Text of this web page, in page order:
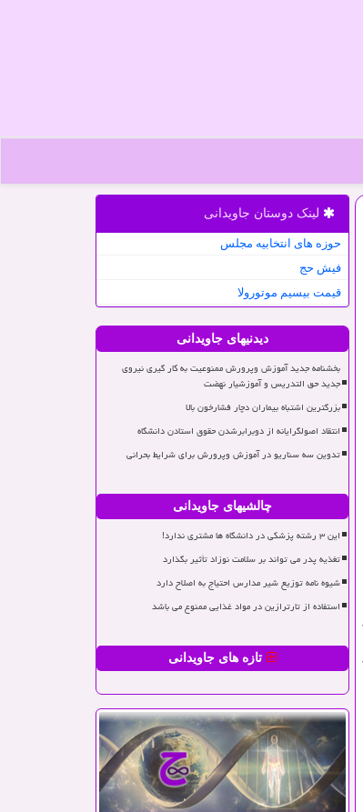
لینک دوستان جاویدانی
حوزه های انتخابیه مجلس
فیش حج
قیمت بیسیم موتورولا
دیدنیهای جاویدانی
بخشنامه جدید آموزش وپرورش ممنوعیت به کار گیری نیروی
جدید حق التدریس و آموزشیار نهضت
بزرگترین اشتباه بیماران دچار فشارخون بالا
انتقاد اصولگرایانه از دوبرابرشدن حقوق استادن دانشگاه
تدوین سه سناریو در آموزش وپرورش برای شرایط بحرانی
چالشیهای جاویدانی
این ۳ رشته پزشکی در دانشگاه ها مشتری ندارد!
تغذیه پدر می تواند بر سلامت نوزاد تأثیر بگذارد
شیوه نامه توزیع شیر مدارس احتیاج به اصلاح دارد
استفاده از تارترازین در مواد غذایی ممنوع می باشد
تازه های جاویدانی